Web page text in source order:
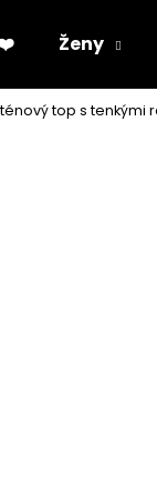
Ženy
top s tenkými